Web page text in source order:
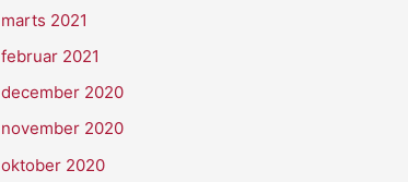
marts 2021
februar 2021
december 2020
november 2020
oktober 2020